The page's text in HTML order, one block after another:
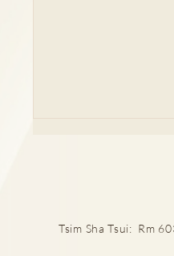
Tsim Sha Tsui: Rm